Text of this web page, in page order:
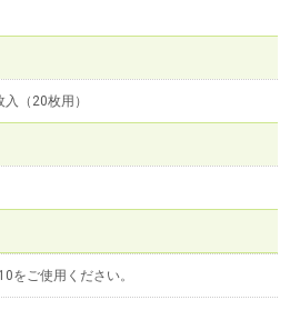
（20枚用）
をご使用ください。